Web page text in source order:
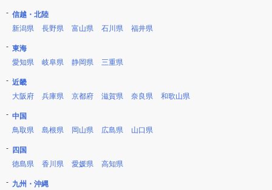
信越・北陸
新潟県
長野県 富山県 石川県 福井県
東海
愛知県
岐阜県 静岡県 三重県
近畿
大阪府
兵庫県 京都府 滋賀県 奈良県 和歌山県
中国
鳥取県
島根県 岡山県 広島県 山口県
四国
徳島県
香川県 愛媛県 高知県
九州・沖縄